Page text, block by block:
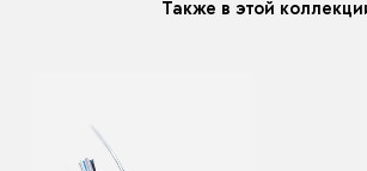
Также в этой